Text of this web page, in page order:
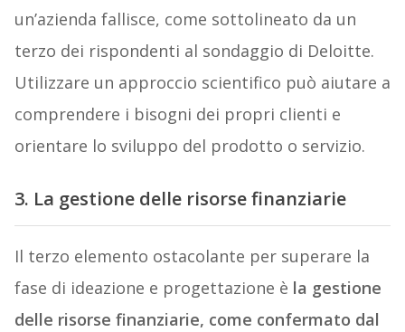
un’azienda fallisce, come sottolineato da un
terzo dei rispondenti al sondaggio di Deloitte.
Utilizzare un approccio scientifico può aiutare a
comprendere i bisogni dei propri clienti e
orientare lo sviluppo del prodotto o servizio.
3. La gestione delle risorse finanziarie
Il terzo elemento ostacolante per superare la
fase di ideazione e progettazione è la gestione
delle risorse finanziarie, come confermato dal